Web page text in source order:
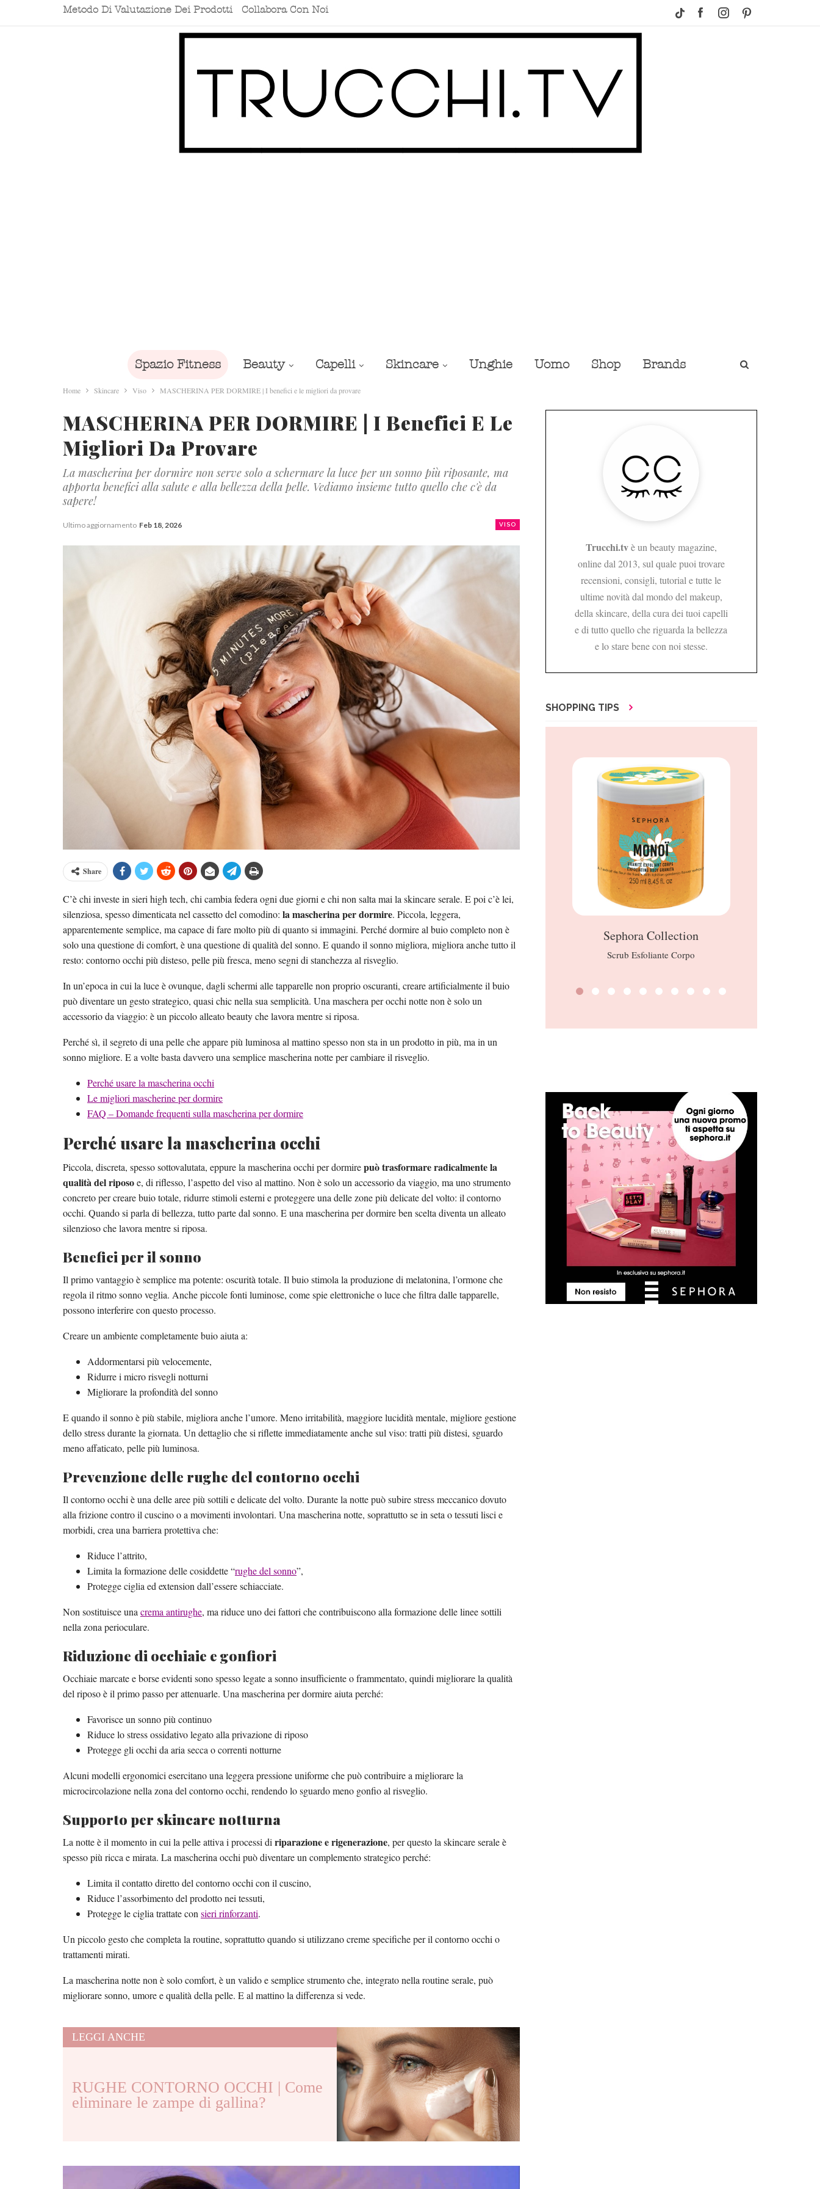
Metodo Di Valutazione Dei Prodotti Collabora Con Noi
Spazio Fitness Beauty Capelli Skincare Unghie Uomo Shop Brands
Home Skincare Viso MASCHERINA PER DORMIRE | I benefici e le migliori da provare
MASCHERINA PER DORMIRE | I Benefici E Le
Migliori Da Provare
La mascherina per dormire non serve solo a schermare la luce per un sonno più riposante, ma
apporta benefici alla salute e alla bellezza della pelle. Vediamo insieme tutto quello che c'è da
sapere!
VISO
Ultimo aggiornamento Feb 18, 2026
Share
C’è chi investe in sieri high tech, chi cambia federa ogni due giorni e chi non salta mai la skincare serale. E poi c’è lei,
silenziosa, spesso dimenticata nel cassetto del comodino: la mascherina per dormire. Piccola, leggera,
apparentemente semplice, ma capace di fare molto più di quanto si immagini. Perché dormire al buio completo non è
solo una questione di comfort, è una questione di qualità del sonno. E quando il sonno migliora, migliora anche tutto il
resto: contorno occhi più disteso, pelle più fresca, meno segni di stanchezza al risveglio.
In un’epoca in cui la luce è ovunque, dagli schermi alle tapparelle non proprio oscuranti, creare artificialmente il buio
può diventare un gesto strategico, quasi chic nella sua semplicità. Una maschera per occhi notte non è solo un
accessorio da viaggio: è un piccolo alleato beauty che lavora mentre si riposa.
Perché sì, il segreto di una pelle che appare più luminosa al mattino spesso non sta in un prodotto in più, ma in un
sonno migliore. E a volte basta davvero una semplice mascherina notte per cambiare il risveglio.
Perché usare la mascherina occhi
Le migliori mascherine per dormire
FAQ – Domande frequenti sulla mascherina per dormire
Perché usare la mascherina occhi
Piccola, discreta, spesso sottovalutata, eppure la mascherina occhi per dormirepuò trasformare radicalmente la
qualità del riposoe, di riflesso, l’aspetto del viso al mattino. Non è solo un accessorio da viaggio, ma uno strumento
concreto per creare buio totale, ridurre stimoli esterni e proteggere una delle zone più delicate del volto: il contorno
occhi. Quando si parla di bellezza, tutto parte dal sonno. E una mascherina per dormire ben scelta diventa un alleato
silenzioso che lavora mentre si riposa.
Benefici per il sonno
Il primo vantaggio è semplice ma potente: oscurità totale. Il buio stimola la produzione di melatonina, l’ormone che
regola il ritmo sonno veglia. Anche piccole fonti luminose, come spie elettroniche o luce che filtra dalle tapparelle,
possono interferire con questo processo.
Creare un ambiente completamente buio aiuta a:
Addormentarsi più velocemente,
Ridurre i micro risvegli notturni
Migliorare la profondità del sonno
E quando il sonno è più stabile, migliora anche l’umore. Meno irritabilità, maggiore lucidità mentale, migliore gestione
dello stress durante la giornata. Un dettaglio che si riflette immediatamente anche sul viso: tratti più distesi, sguardo
meno affaticato, pelle più luminosa.
Prevenzione delle rughe del contorno occhi
Il contorno occhi è una delle aree più sottili e delicate del volto. Durante la notte può subire stress meccanico dovuto
alla frizione contro il cuscino o a movimenti involontari. Una mascherina notte, soprattutto se in seta o tessuti lisci e
morbidi, crea una barriera protettiva che:
Riduce l’attrito,
Limita la formazione delle cosiddette “rughe del sonno”,
Protegge ciglia ed extension dall’essere schiacciate.
Non sostituisce unacrema antirughe, ma riduce uno dei fattori che contribuiscono alla formazione delle linee sottili
nella zona perioculare.
Riduzione di occhiaie e gonfiori
Occhiaie marcate e borse evidenti sono spesso legate a sonno insufficiente o frammentato, quindi migliorare la qualità
del riposo è il primo passo per attenuarle. Una mascherina per dormire aiuta perché:
Favorisce un sonno più continuo
Riduce lo stress ossidativo legato alla privazione di riposo
Protegge gli occhi da aria secca o correnti notturne
Alcuni modelli ergonomici esercitano una leggera pressione uniforme che può contribuire a migliorare la
microcircolazione nella zona del contorno occhi, rendendo lo sguardo meno gonfio al risveglio.
Supporto per skincare notturna
La notte è il momento in cui la pelle attiva i processi diriparazione e rigenerazione, per questo la skincare serale è
spesso più ricca e mirata. La mascherina occhi può diventare un complemento strategico perché:
Limita il contatto diretto del contorno occhi con il cuscino,
Riduce l’assorbimento del prodotto nei tessuti,
Protegge le ciglia trattate consieri rinforzanti.
Un piccolo gesto che completa la routine, soprattutto quando si utilizzano creme specifiche per il contorno occhi o
trattamenti mirati.
La mascherina notte non è solo comfort, è un valido e semplice strumento che, integrato nella routine serale, può
migliorare sonno, umore e qualità della pelle. E al mattino la differenza si vede.
LEGGI ANCHE
RUGHE CONTORNO OCCHI | Come
eliminare le zampe di gallina?
Trucchi.tvè un beauty magazine,
online dal 2013, sul quale puoi trovare
recensioni, consigli, tutorial e tutte le
ultime novità dal mondo del makeup,
della skincare, della cura dei tuoi capelli
e di tutto quello che riguarda la bellezza
e lo stare bene con noi stesse.
SHOPPING TIPS
Sephora Collection
Scrub Esfoliante Corpo